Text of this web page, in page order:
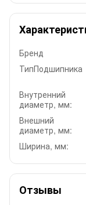
Бренд
ТипПодшипника
Внутренний
диаметр, мм:
Внешний
диаметр, мм:
Ширина, мм:
Отзывы